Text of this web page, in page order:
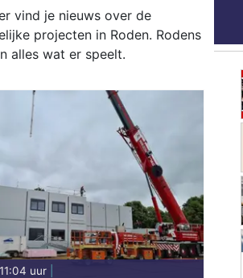
vind je nieuws over de
projecten in Roden. Rodens
alles wat er speelt.
en heidegebieden tot
Hier vind je het complete
uur|